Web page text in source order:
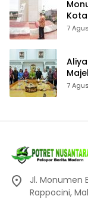
7
7
Jl. Monumen
Rappocini,